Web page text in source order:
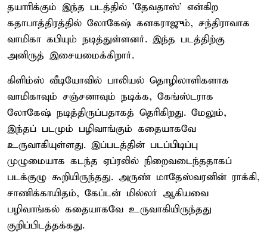
தயாரிக்கும் இந்த படத்தில் 'தேவதாஸ்' என்கிற
கதாபாத்திரத்தில் லோகேஷ் கனகராஜும், சந்திராவாக
வாமிகா கபியும் நடித்துள்ளனர். இந்த படத்திற்கு
அனிருத் இசையமைக்கிறார்.
கிளிம்ஸ் வீடியோவில் பாலியல் தொழிலாளிகளாக
வாமிகாவும் சஞ்சனாவும் நடிக்க, கேங்ஸ்டராக
லோகேஷ் நடித்திருப்பதாகத் தெரிகிறது. மேலும்,
இந்தப் படமும் பழிவாங்கும் கதையாகவே
உருவாகியுள்ளது. இப்படத்தின் படப்பிடிப்பு
முழுமையாக கடந்த ஏப்ரலில் நிறைவடைந்ததாகப்
படக்குழு கூறியிருந்தது. அருண் மாதேஸ்வரனின் ராக்கி,
சாணிக்காயிதம், கேப்டன் மில்லர் ஆகியவை
பழிவாங்கல் கதையாகவே உருவாகியிருந்தது
குறிப்பிடத்தக்கது.